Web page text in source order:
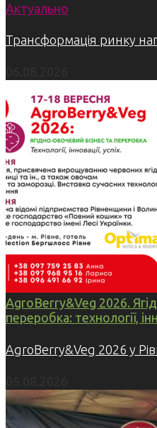
Актуально
Трансформація ринку
AgroBerry&Veg 2026.
переробка: технології,
AgroBerry&Veg 2026 у